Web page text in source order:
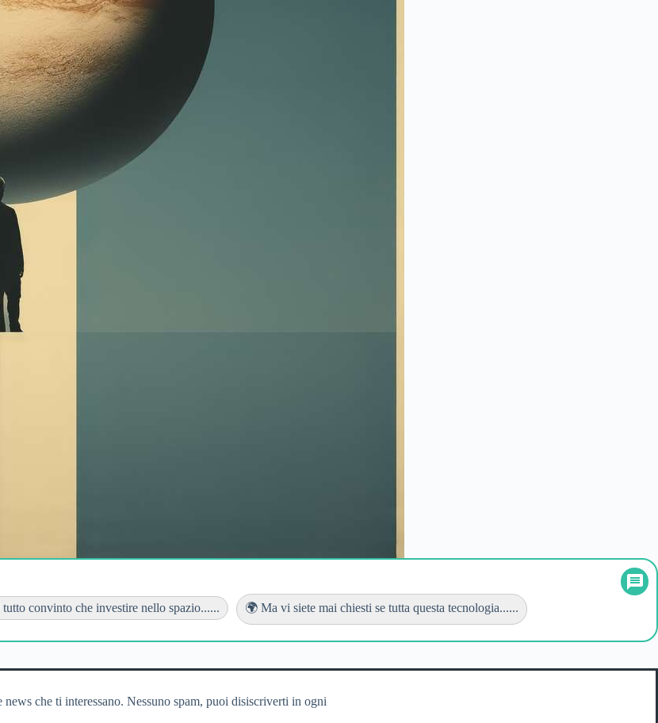
convinto che investire nello spazio...... 🌍 Ma vi siete mai chiesti se tutta questa tecnologia......
che ti interessano. Nessuno spam, puoi disiscriverti in ogni